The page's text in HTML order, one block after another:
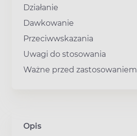
Działanie
Dawkowanie
Przeciwwskazania
Uwagi do stosowania
Ważne przed zastosowaniem
Opis